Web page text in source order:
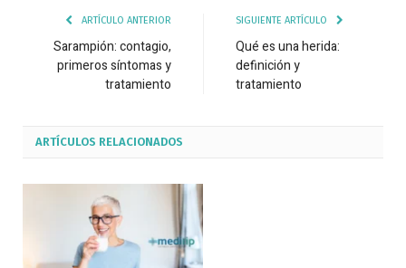
ARTÍCULO ANTERIOR
Sarampión: contagio,
primeros síntomas y
tratamiento
SIGUIENTE ARTÍCULO
Qué es una herida:
definición y
tratamiento
ARTÍCULOS RELACIONADOS